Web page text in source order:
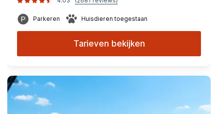
Parkeren Huisdieren toegestaan
Tarieven bekijken